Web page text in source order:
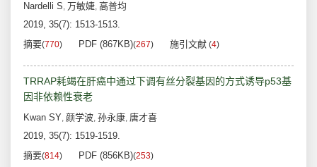
Nardelli S, 万敏婕, 高普均
2019, 35(7): 1513-1513.
摘要(770) PDF (867KB)(267) 施引文献 (4)
TRRAP耗竭在肝癌中通过下调有丝分裂基因的方式诱导p53基
因非依赖性衰老
Kwan SY, 颜学波, 孙永康, 唐才喜
2019, 35(7): 1519-1519.
摘要(814) PDF (856KB)(253)